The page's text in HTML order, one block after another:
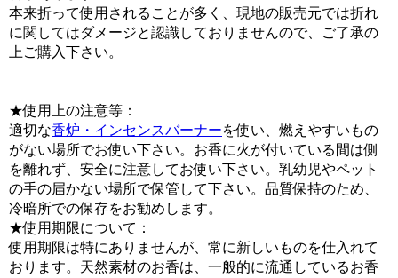
本来折って使用されることが多く、現地の販売元では折れ
に関してはダメージと認識しておりませんので、ご了承の
上ご購入下さい。
★使用上の注意等：
適切な香炉・インセンスバーナーを使い、燃えやすいもの
がない場所でお使い下さい。お香に火が付いている間は側
を離れず、安全に注意してお使い下さい。乳幼児やペット
の手の届かない場所で保管して下さい。品質保持のため、
冷暗所での保存をお勧めします。
★使用期限について：
使用期限は特にありませんが、常に新しいものを仕入れて
おります。天然素材のお香は、一般的に流通しているお香